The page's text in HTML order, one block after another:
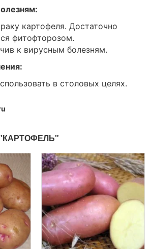
картофеля. Достаточно
фитофторозом.
к вирусным болезням.
в столовых целях.